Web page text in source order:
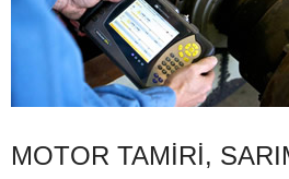
MOTOR TAMIRI,